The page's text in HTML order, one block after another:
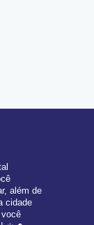
além de
cidade